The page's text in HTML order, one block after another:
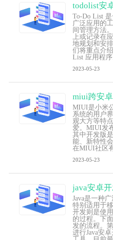
todolist安
To-Do List
广泛应用的
间管理方法
上或记录在
地规划和安
们将重点介
List 应用程序
2023-05-23
miui跨安
MIUI是小米
系统的用户
观大方等特
爱。MIUI发
其中开发版
能、新特性
在MIUI社区
2023-05-23
java安卓
Java是一种
特别适用于
开发则是使
的过程。下
发的流程。
进行Java安